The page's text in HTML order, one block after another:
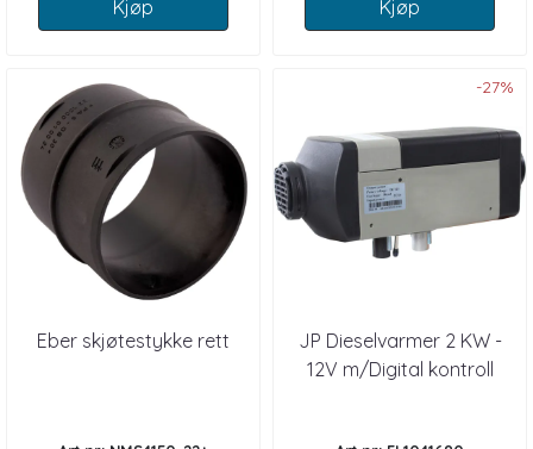
Kjøp Kjøp
Eber skjøtestykke rett
-27%
JP Dieselvarmer 2 KW -
12V m/Digital kontroll